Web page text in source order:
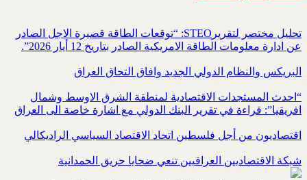
تحليل مختصر لتقريرSTEO‏: “توقعات الطاقة قصيرة الاجل الصادر
عن ادارة معلومات الطاقة الامريكية ‏الصادر بتاريخ 12 أيار 2026”.‏
البريكس والنظام الدولي الجديد وافاق التحاق العراق
“احدث المستجدات الاقتصادية لمنطقة الشرق الاوسط وشمال
افريقيا”: قراءة في تقرير البنك الدولي مع اشارة خاصة الى العراق
اقتصاديون من أجل فلسطين اتحاد الاقتصاد السياسي الراديكالي
شبكة الاقتصاديين العراقيين تنعي ضحايا حريق الحمدانية